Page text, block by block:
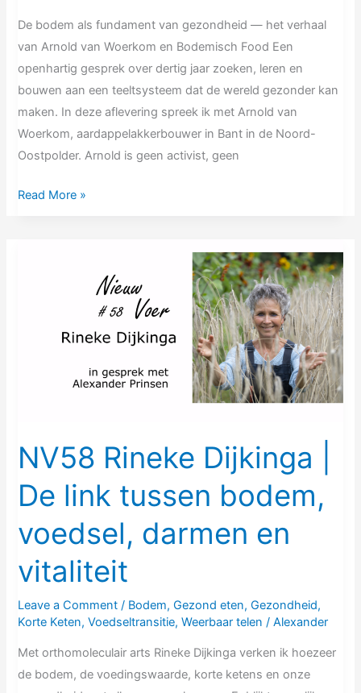
De bodem als fundament van gezondheid — het verhaal
van Arnold van Woerkom en Bodemisch Food Een
openhartig gesprek over dertig jaar zoeken, leren en
bouwen aan een teeltsysteem dat de wereld gezonder kan
maken. In deze aflevering spreek ik met Arnold van
Woerkom, aardappelakkerbouwer in Bant in de Noord-
Oostpolder. Arnold is geen activist, geen
Read More »
NV58 Rineke Dijkinga |
De link tussen bodem,
voedsel, darmen en
vitaliteit
Leave a Comment / Bodem,Gezond eten,Gezondheid,
Korte Keten,Voedseltransitie,Weerbaar telen /Alexander
Met orthomoleculair arts Rineke Dijkinga verken ik hoezeer
de bodem, de voedingswaarde, korte ketens en onze
darmen
en
vitaliteit